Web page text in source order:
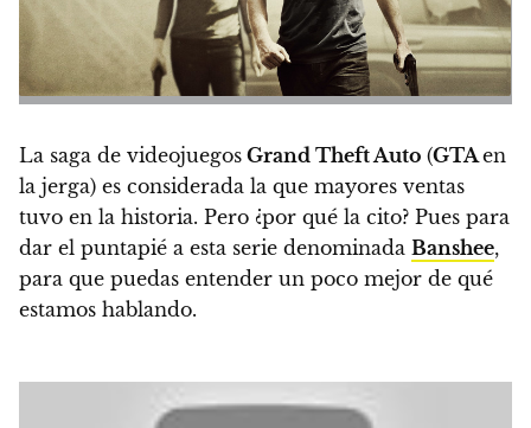
La saga de videojuegos Grand Theft Auto (GTAen
la jerga) es considerada la que mayores ventas
tuvo en la historia. Pero ¿por qué la cito? Pues para
dar el puntapié a esta serie denominada Banshee,
para que puedas entender un poco mejor de qué
estamos hablando.